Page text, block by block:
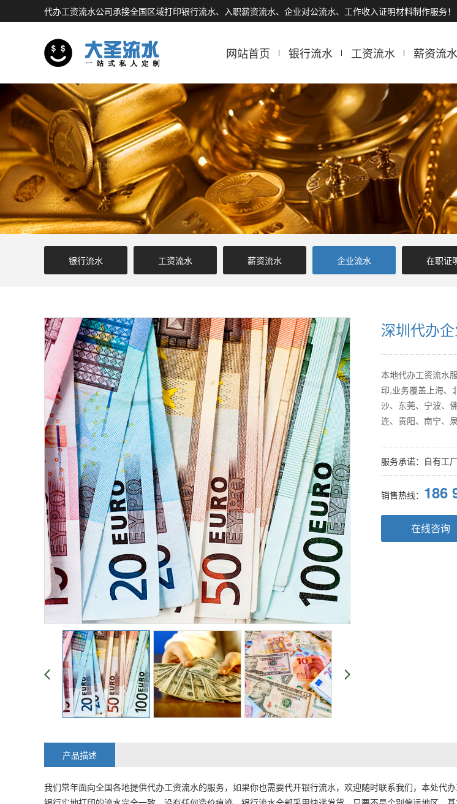
代办工资流水公司承接全国区域打印银行流水、入职薪资流水、企业对公流水、工作收入证明材料制作服务！
网站首页 银行流水 工资流水 薪资流水
银行流水 工资流水 薪资流水 企业流水 在职证
深圳代办
本地代办工资流水
印,业务覆盖上海、
沙、东莞、宁波、
连、贵阳、南宁、
服务承诺：自有工厂
销售热线： 186
在线咨询
产品描述
我们常年面向全国各地提供代办工资流水的服务，如果你也需要代开银行流水，欢迎随时联系我们，本处代